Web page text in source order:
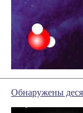
Обнаружены